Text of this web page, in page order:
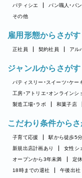
パティシエ パン職人・パ
その他
雇用形態からさがす
正社員 契約社員 アル
ジャンルからさがす
パティスリー・スイーツ・ケー
工房・アトリエ・オンラインシ
製造工場・ラボ
和菓子店
こだわり条件から
子育て応援 駅から徒歩5
新規出店計画あり
女性シ
オープンから3年未満
定
18時までの退社
午後出社